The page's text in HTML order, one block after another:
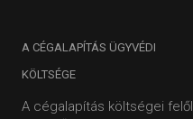
A CÉGALAPÍTÁS ÜGYVÉDI
KÖLTSÉGE
A cégalapítás költségei felől